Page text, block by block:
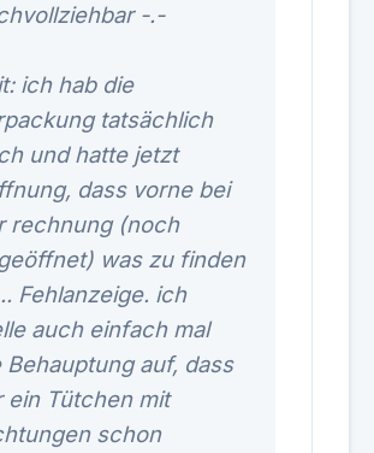
-.-
ich hab die
tatsächlich
und hatte jetzt
dass vorne bei
rechnung (noch
was zu finden
Fehlanzeige. ich
auch einfach mal
Behauptung auf, dass
ein Tütchen mit
schon